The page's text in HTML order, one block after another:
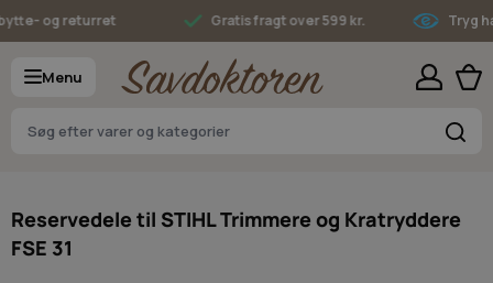
Skip to Content
og returret Gratis fragt over 599 kr. Tryg
Menu
Reservedele til STIHL Trimmere og Kratryddere
FSE 31